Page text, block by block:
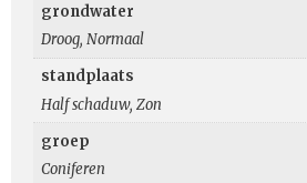
grondwater
Droog, Normaal
standplaats
Half schaduw, Zon
groep
Coniferen